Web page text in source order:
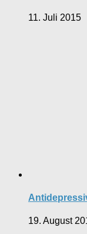
11. Juli 2015
19. August